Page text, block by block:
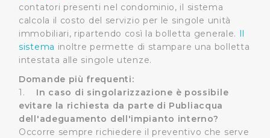
contatori presenti nel condominio, il sistema
calcola il costo del servizio per le singole unità
immobiliari, ripartendo così la bolletta generale. Il
sistema inoltre permette di stampare una bolletta
intestata alle singole utenze.
Domande più frequenti:
1. In caso di singolarizzazione è possibile
evitare la richiesta da parte di Publiacqua
dell'adeguamento dell'impianto interno?
Occorre sempre richiedere il preventivo che serve